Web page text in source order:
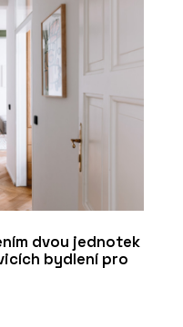
dvou jednotek
bydlení pro